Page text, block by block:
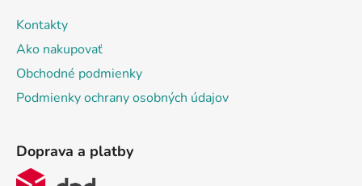
Kontakty
Ako nakupovať
Obchodné podmienky
Podmienky ochrany osobných údajov
Doprava a platby